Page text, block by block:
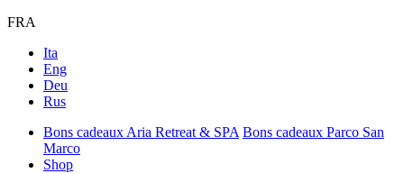
FRA
Ita
Eng
Deu
Rus
Bons cadeaux Aria Retreat & SPA Bons cadeaux Parco San
Marco
Shop